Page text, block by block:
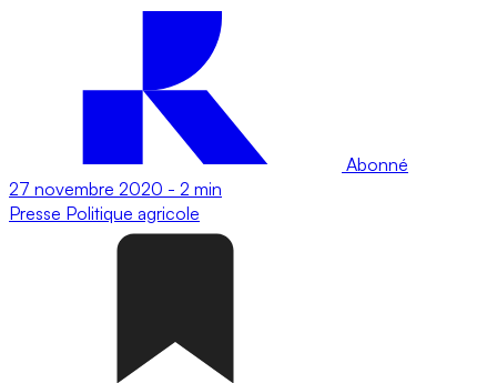
Abonné
27 novembre 2020 - 2 min
Presse Politique agricole